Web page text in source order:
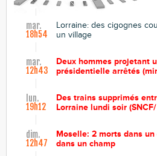
mar.
18h54
Lorraine: des cigognes
un village
mar.
12h43
Deux hommes projetant
présidentielle arrêtés
lun.
19h12
Des trains supprimés
Lorraine lundi soir
dim.
12h47
Moselle: 2 morts dans
dans un champ